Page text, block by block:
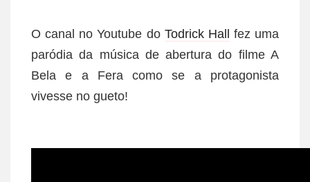
O canal no Youtube do Todrick Hall
fez uma
paródia da música de abertura do filme A
Bela e a Fera como se a protagonista
vivesse no gueto!